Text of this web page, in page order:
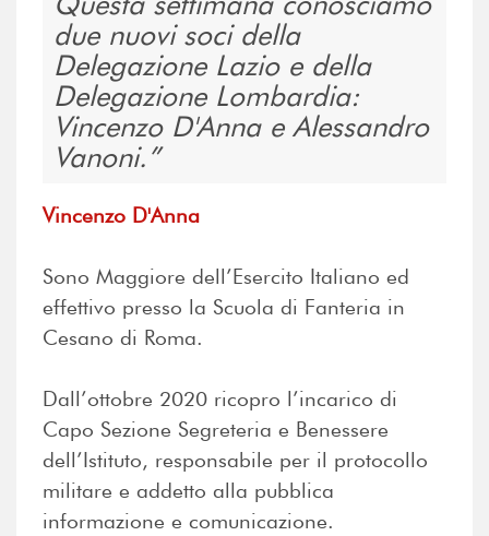
due nuovi soci della
Delegazione Lazio e della
Delegazione Lombardia:
Vincenzo D'Anna e Alessandro
Vanoni.
Vincenzo D'Anna
Sono Maggiore dell’Esercito Italiano ed
effettivo presso la Scuola di Fanteria in
Cesano di Roma.
Dall’ottobre 2020 ricopro l’incarico di
Capo Sezione Segreteria e Benessere
dell’Istituto, responsabile per il protocollo
militare e addetto alla pubblica
informazione e comunicazione.